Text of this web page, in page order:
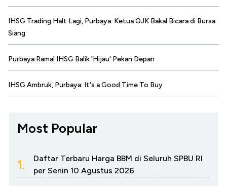
IHSG Trading Halt Lagi, Purbaya: Ketua OJK Bakal Bicara di Bursa
Siang
Purbaya Ramal IHSG Balik 'Hijau' Pekan Depan
IHSG Ambruk, Purbaya: It's a Good Time To Buy
Most Popular
1.
Daftar Terbaru Harga BBM di Seluruh SPBU RI
per Senin 10 Agustus 2026